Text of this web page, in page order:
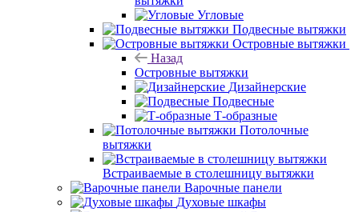
Угловые
Подвесные вытяжки
Островные вытяжки
Назад
Островные вытяжки
Дизайнерские
Подвесные
Т-образные
Потолочные
вытяжки
Встраиваемые в столешницу вытяжки
Варочные панели
Духовые шкафы